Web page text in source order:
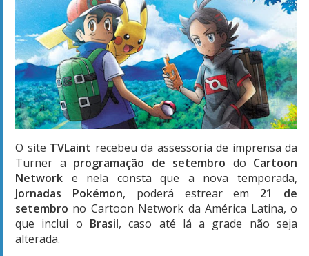
O site TVLaint recebeu da assessoria de imprensa da
Turner a programação de setembro do Cartoon
Network e nela consta que a nova temporada,
Jornadas Pokémon, poderá estrear em 21 de
setembro no Cartoon Network da América Latina, o
que inclui o Brasil, caso até lá a grade não seja
alterada.